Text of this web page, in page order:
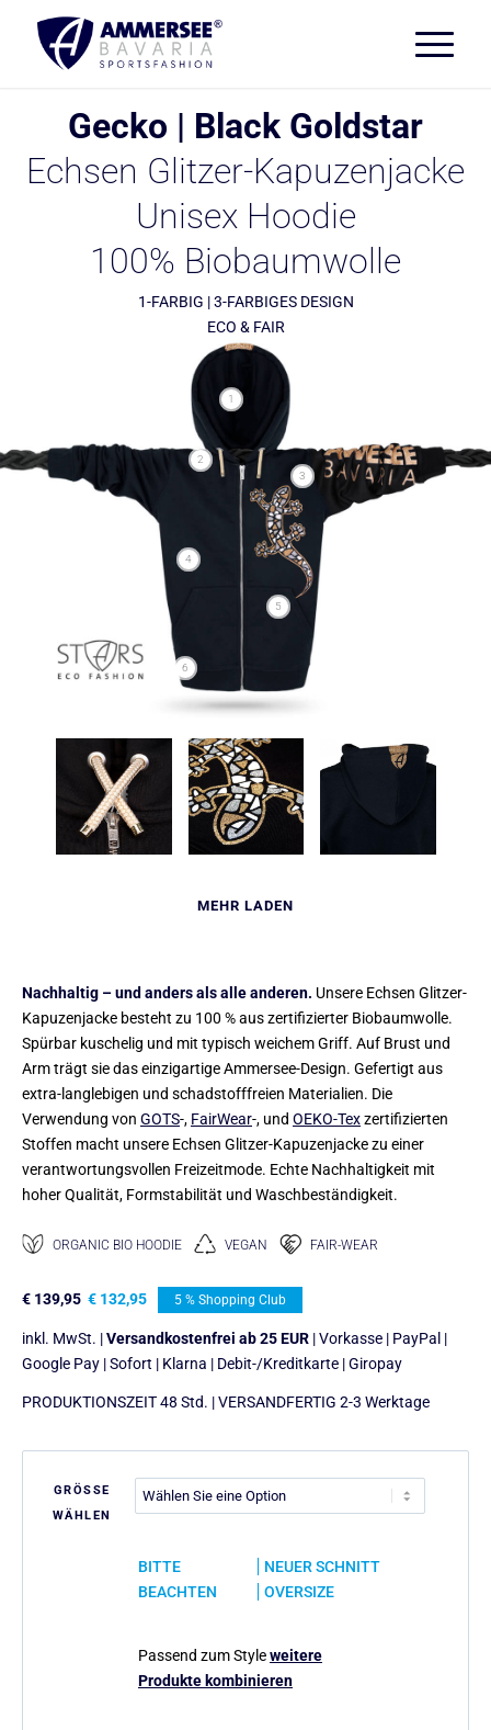
Gecko | Black Goldstar
Echsen Glitzer-Kapuzenjacke
Unisex Hoodie
100% Biobaumwolle
1-FARBIG | 3-FARBIGES DESIGN
ECO & FAIR
1
2
3
4
5
6
MEHR LADEN
Nachhaltig – und anders als alle anderen. Unsere Echsen Glitzer-
Kapuzenjacke besteht zu 100 % aus zertifizierter Biobaumwolle.
Spürbar kuschelig und mit typisch weichem Griff. Auf Brust und
Arm trägt sie das einzigartige Ammersee-Design. Gefertigt aus
extra-langlebigen und schadstofffreien Materialien. Die
Verwendung von GOTS-, FairWear-, und OEKO-Texzertifizierten
Stoffen macht unsere Echsen Glitzer-Kapuzenjacke zu einer
verantwortungsvollen Freizeitmode. Echte Nachhaltigkeit mit
hoher Qualität, Formstabilität und Waschbeständigkeit.
ORGANIC BIO HOODIE VEGAN FAIR-WEAR
€ 139,95 € 132,95 5 % Shopping Club
inkl. MwSt. |Versandkostenfrei ab 25 EUR | Vorkasse | PayPal |
Google Pay | Sofort | Klarna | Debit-/Kreditkarte | Giropay
PRODUKTIONSZEIT 48 Std. | VERSANDFERTIG 2-3 Werktage
GRÖSSE
WÄHLEN
BITTE
BEACHTEN
NEUER SCHNITT
OVERSIZE
Passend zum Styleweitere
Produkte kombinieren